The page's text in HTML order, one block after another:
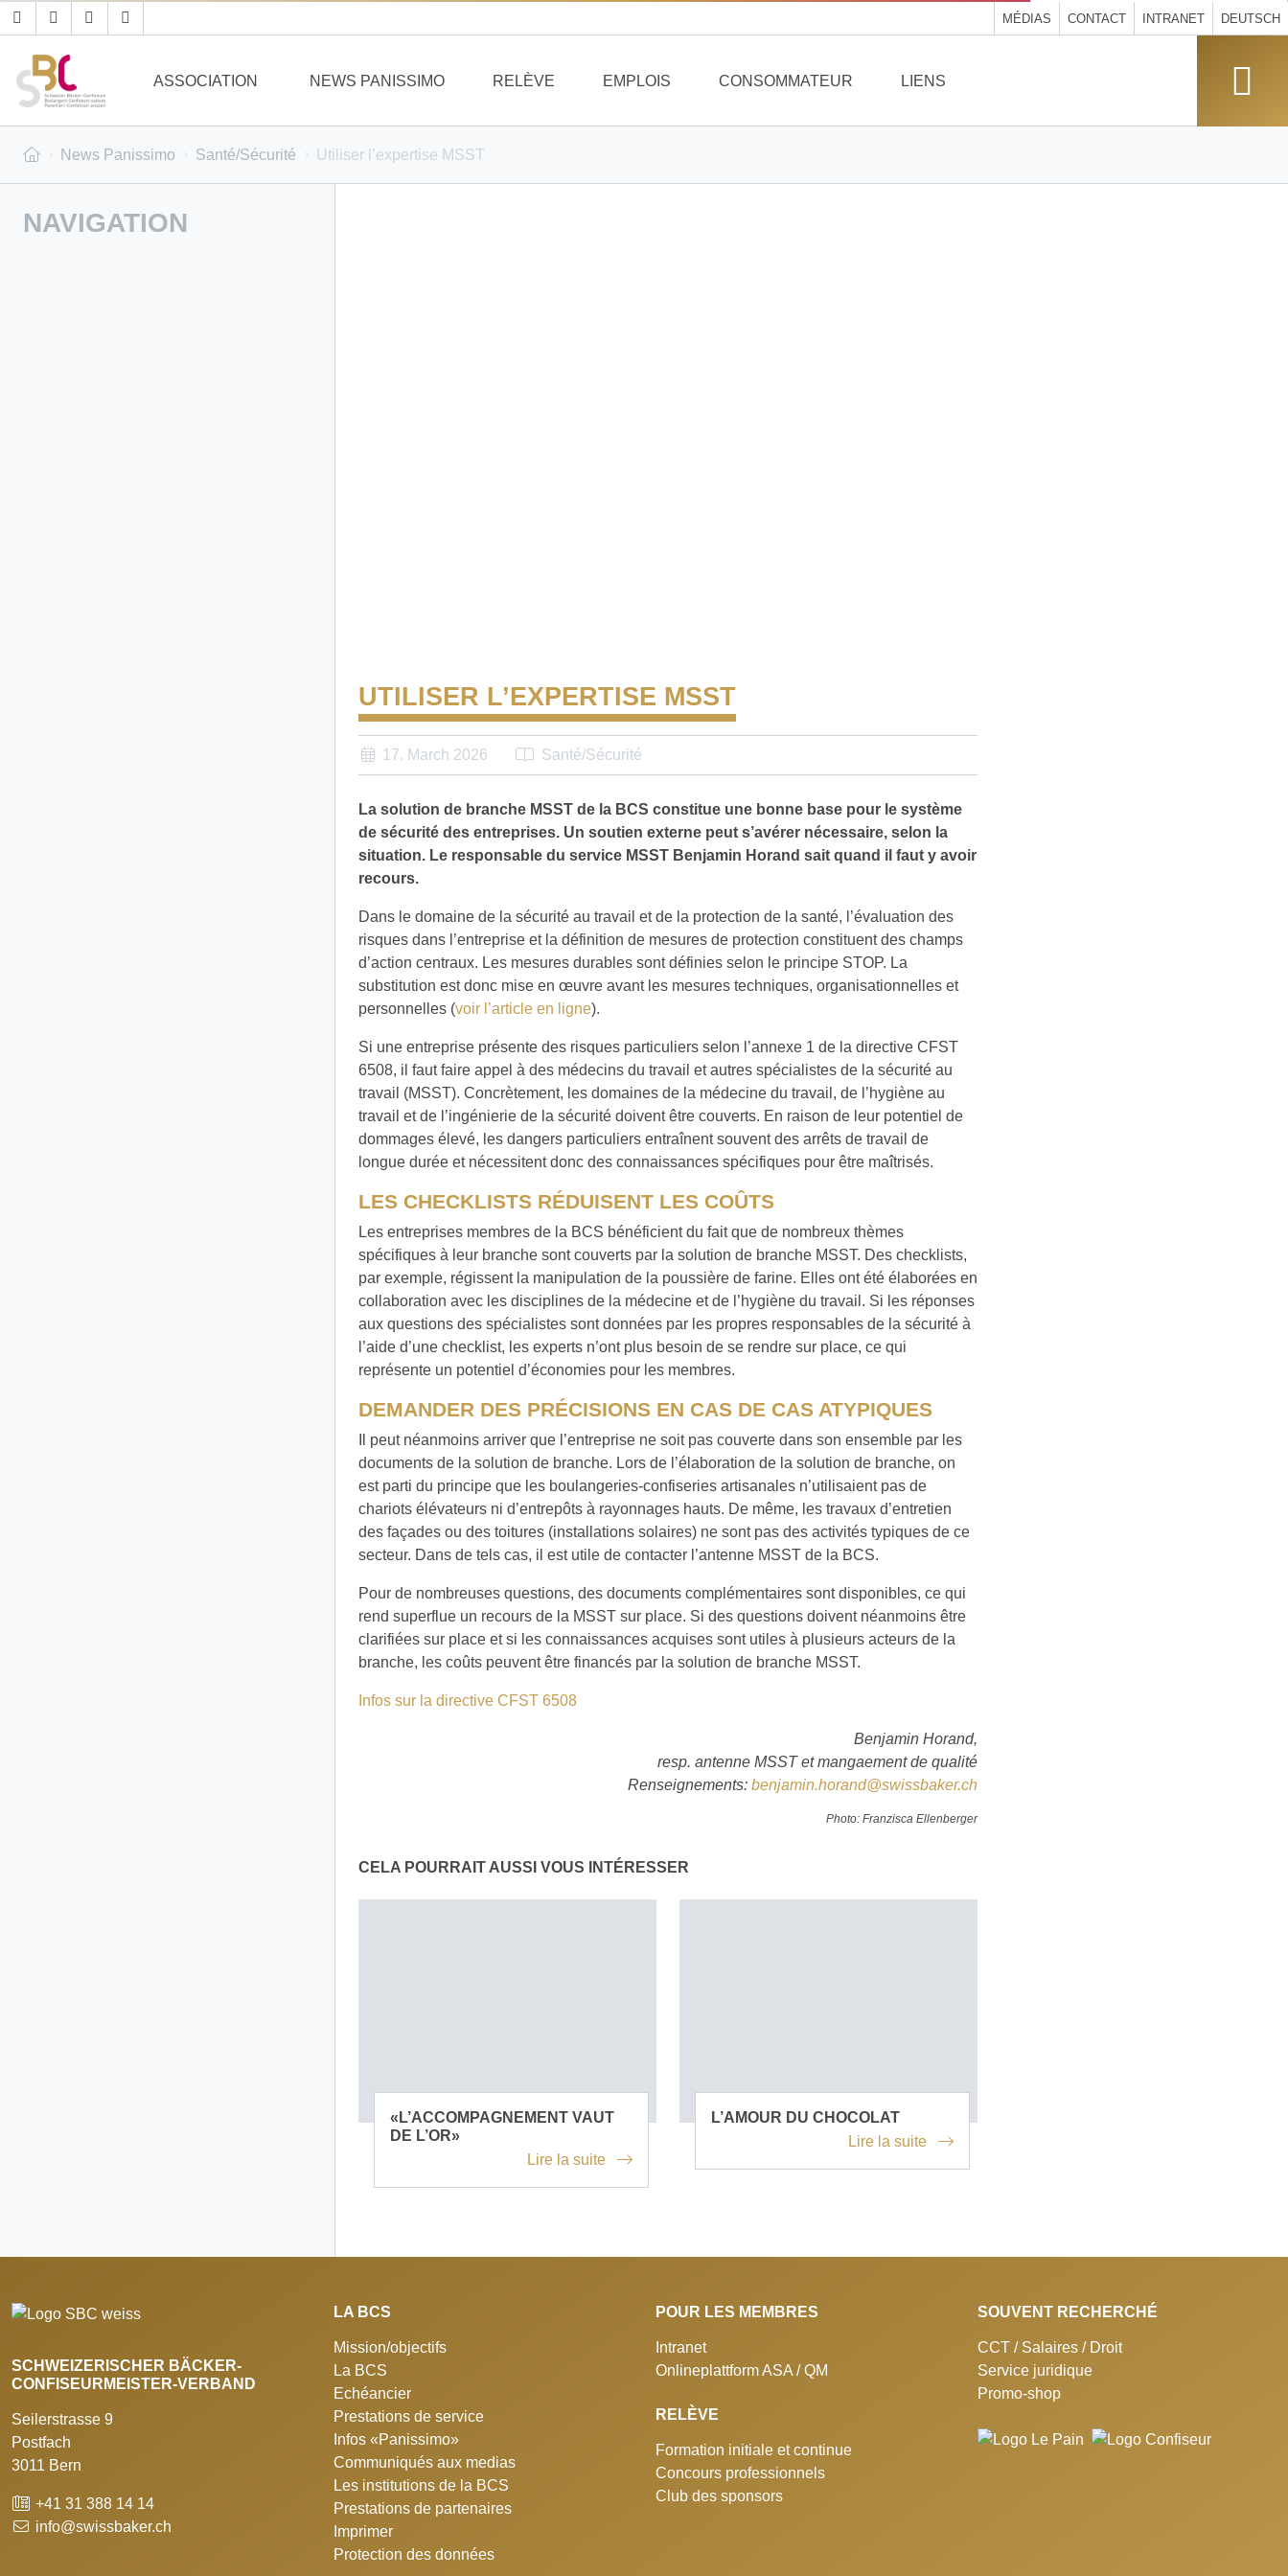
MÉDIAS CONTACT INTRANET DEUTSCH
ASSOCIATION NEWS PANISSIMO RELÈVE EMPLOIS CONSOMMATEUR LIENS
News Panissimo Santé/Sécurité Utiliser l’expertise MSST
NAVIGATION
UTILISER L’EXPERTISE MSST
17. March 2026 Santé/Sécurité
La solution de branche MSST de la BCS constitue une bonne base pour le système
de sécurité des entreprises. Un soutien externe peut s’avérer nécessaire, selon la
situation. Le responsable du service MSST Benjamin Horand sait quand il faut y avoir
recours.
Dans le domaine de la sécurité au travail et de la protection de la santé, l’évaluation des
risques dans l’entreprise et la définition de mesures de protection constituent des champs
d’action centraux. Les mesures durables sont définies selon le principe STOP. La
substitution est donc mise en œuvre avant les mesures techniques, organisationnelles et
personnelles (voir l’article en ligne).
Si une entreprise présente des risques particuliers selon l’annexe 1 de la directive CFST
6508, il faut faire appel à des médecins du travail et autres spécialistes de la sécurité au
travail (MSST). Concrètement, les domaines de la médecine du travail, de l’hygiène au
travail et de l’ingénierie de la sécurité doivent être couverts. En raison de leur potentiel de
dommages élevé, les dangers particuliers entraînent souvent des arrêts de travail de
longue durée et nécessitent donc des connaissances spécifiques pour être maîtrisés.
LES CHECKLISTS RÉDUISENT LES COÛTS
Les entreprises membres de la BCS bénéficient du fait que de nombreux thèmes
spécifiques à leur branche sont couverts par la solution de branche MSST. Des checklists,
par exemple, régissent la manipulation de la poussière de farine. Elles ont été élaborées en
collaboration avec les disciplines de la médecine et de l’hygiène du travail. Si les réponses
aux questions des spécialistes sont données par les propres responsables de la sécurité à
l’aide d’une checklist, les experts n’ont plus besoin de se rendre sur place, ce qui
représente un potentiel d’économies pour les membres.
DEMANDER DES PRÉCISIONS EN CAS DE CAS ATYPIQUES
Il peut néanmoins arriver que l’entreprise ne soit pas couverte dans son ensemble par les
documents de la solution de branche. Lors de l’élaboration de la solution de branche, on
est parti du principe que les boulangeries-confiseries artisanales n’utilisaient pas de
chariots élévateurs ni d’entrepôts à rayonnages hauts. De même, les travaux d’entretien
des façades ou des toitures (installations solaires) ne sont pas des activités typiques de ce
secteur. Dans de tels cas, il est utile de contacter l’antenne MSST de la BCS.
Pour de nombreuses questions, des documents complémentaires sont disponibles, ce qui
rend superflue un recours de la MSST sur place. Si des questions doivent néanmoins être
clarifiées sur place et si les connaissances acquises sont utiles à plusieurs acteurs de la
branche, les coûts peuvent être financés par la solution de branche MSST.
Infos sur la directive CFST 6508
Benjamin Horand,
resp. antenne MSST et mangaement de qualité
Renseignements: benjamin.horand@swissbaker.ch
Photo: Franzisca Ellenberger
CELA POURRAIT AUSSI VOUS INTÉRESSER
«L’ACCOMPAGNEMENT VAUT
DE L’OR»
Lire la suite
L’AMOUR DU CHOCOLAT
Lire la suite
SCHWEIZERISCHER BÄCKER-
CONFISEURMEISTER-VERBAND
Seilerstrasse 9
Postfach
3011 Bern
+41 31 388 14 14
info@swissbaker.ch
LA BCS
Mission/objectifs
La BCS
Echéancier
Prestations de service
Infos «Panissimo»
Communiqués aux medias
Les institutions de la BCS
Prestations de partenaires
Imprimer
Protection des données
POUR LES MEMBRES
Intranet
Onlineplattform ASA / QM
RELÈVE
Formation initiale et continue
Concours professionnels
Club des sponsors
SOUVENT RECHERCHÉ
CCT / Salaires / Droit
Service juridique
Promo-shop